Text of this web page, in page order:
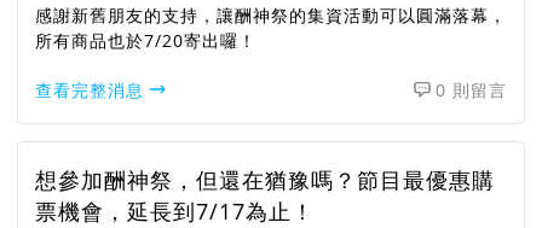
感謝新舊朋友的支持，讓酬神祭的集資活動可以圓滿落幕，
所有商品也於7/20寄出囉！
查看完整消息 0 則留言
想參加酬神祭，但還在猶豫嗎？節目最優惠購
票機會，延長到7/17為止！